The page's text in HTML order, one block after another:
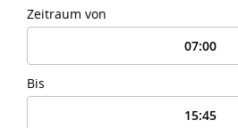
Zeitraum von
Bis